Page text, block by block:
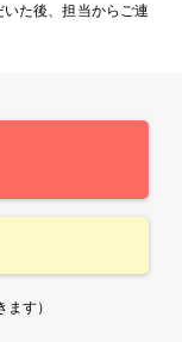
た後、担当からご連
す）